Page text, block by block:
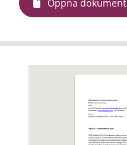
Öppna dokument